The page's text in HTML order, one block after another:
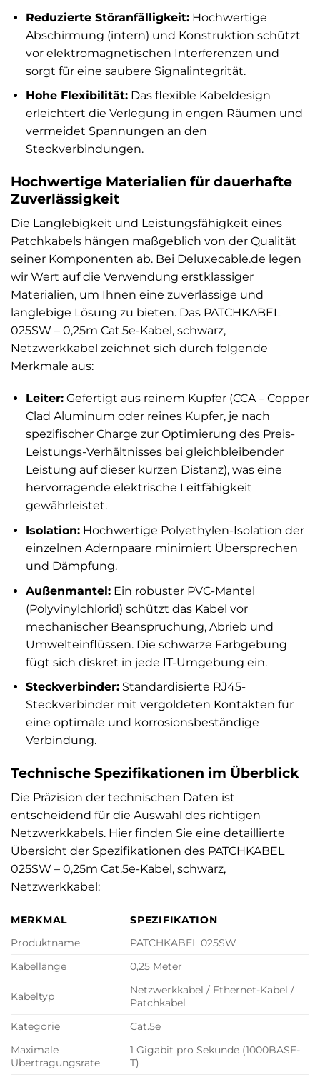
Reduzierte Störanfälligkeit:Hochwertige
Abschirmung (intern) und Konstruktion schützt
vor elektromagnetischen Interferenzen und
sorgt für eine saubere Signalintegrität.
Hohe Flexibilität:Das flexible Kabeldesign
erleichtert die Verlegung in engen Räumen und
vermeidet Spannungen an den
Steckverbindungen.
Hochwertige Materialien für dauerhafte
Zuverlässigkeit
Die Langlebigkeit und Leistungsfähigkeit eines
Patchkabels hängen maßgeblich von der Qualität
seiner Komponenten ab. Bei Deluxecable.de legen
wir Wert auf die Verwendung erstklassiger
Materialien, um Ihnen eine zuverlässige und
langlebige Lösung zu bieten. Das PATCHKABEL
025SW – 0,25m Cat.5e-Kabel, schwarz,
Netzwerkkabel zeichnet sich durch folgende
Merkmale aus:
Leiter:Gefertigt aus reinem Kupfer (CCA – Copper
Clad Aluminum oder reines Kupfer, je nach
spezifischer Charge zur Optimierung des Preis-
Leistungs-Verhältnisses bei gleichbleibender
Leistung auf dieser kurzen Distanz), was eine
hervorragende elektrische Leitfähigkeit
gewährleistet.
Isolation:Hochwertige Polyethylen-Isolation der
einzelnen Adernpaare minimiert Übersprechen
und Dämpfung.
Außenmantel:Ein robuster PVC-Mantel
(Polyvinylchlorid) schützt das Kabel vor
mechanischer Beanspruchung, Abrieb und
Umwelteinflüssen. Die schwarze Farbgebung
fügt sich diskret in jede IT-Umgebung ein.
Steckverbinder:Standardisierte RJ45-
Steckverbinder mit vergoldeten Kontakten für
eine optimale und korrosionsbeständige
Verbindung.
Technische Spezifikationen im Überblick
Die Präzision der technischen Daten ist
entscheidend für die Auswahl des richtigen
Netzwerkkabels. Hier finden Sie eine detaillierte
Übersicht der Spezifikationen des PATCHKABEL
025SW – 0,25m Cat.5e-Kabel, schwarz,
Netzwerkkabel:
MERKMAL
SPEZIFIKATION
Produktname
PATCHKABEL 025SW
Kabellänge
0,25 Meter
Kabeltyp
Netzwerkkabel / Ethernet-Kabel /
Patchkabel
Kategorie
Cat.5e
Maximale
Übertragungsrate
1 Gigabit pro Sekunde (1000BASE-
T)